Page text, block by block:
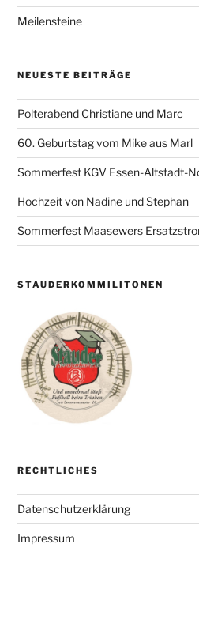
Meilensteine
NEUESTE BEITRÄGE
Polterabend Christiane und Marc
60. Geburtstag vom Mike aus Marl
Sommerfest KGV Essen-Altstadt-
Hochzeit von Nadine und Stephan
Sommerfest Maasewers
STAUDERKOMMILITONEN
RECHTLICHES
Datenschutzerklärung
Impressum